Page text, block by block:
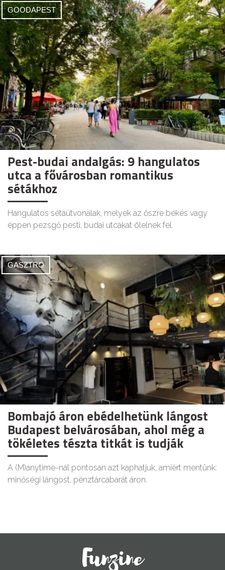
GOODAPEST
Pest-budai andalgás: 9 hangulatos
utca a fővárosban romantikus
sétákhoz
Hangulatos sétaútvonalak, melyek az őszre békés vagy
éppen pezsgő pesti, budai utcákat ölelnek fel.
GASZTRO
Bombajó áron ebédelhetünk lángost
Budapest belvárosában, ahol még a
tökéletes tészta titkát is tudják
A (M)anytime-nál pontosan azt kaphatjuk, amiért mentünk:
minőségi lángost, pénztárcabarát áron.